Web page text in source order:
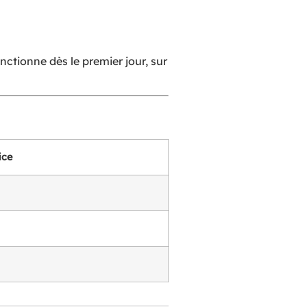
dès le premier jour, sur